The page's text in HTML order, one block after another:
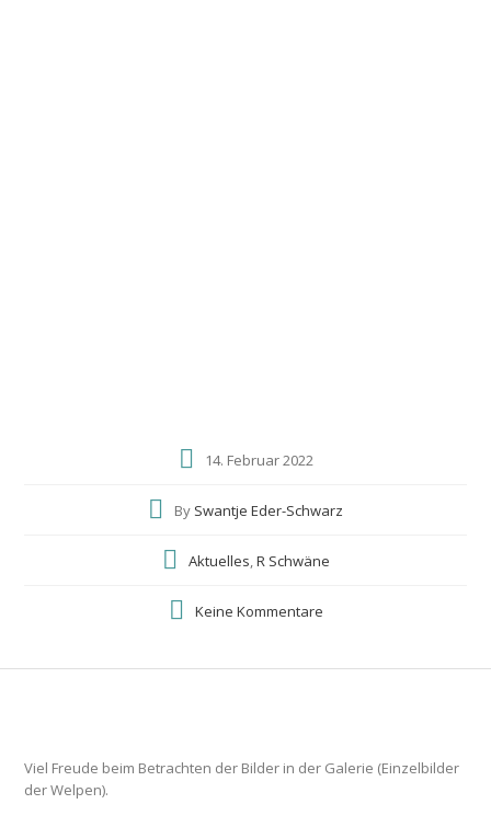
14. Februar 2022
By Swantje Eder-Schwarz
Aktuelles,R Schwäne
Keine Kommentare
Viel Freude beim Betrachten der Bilder in der Galerie (Einzelbilder
der Welpen).